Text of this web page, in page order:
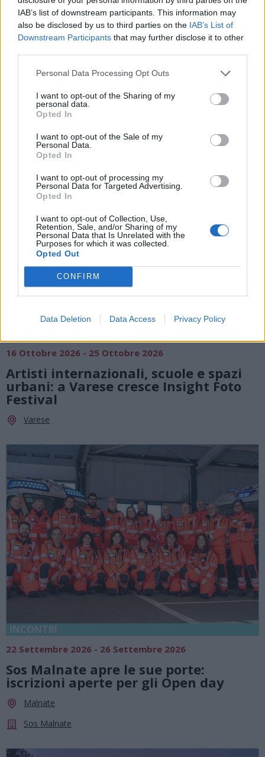
IAB’s list of downstream participants. This information may
also be disclosed by us to third parties on the IAB’s List of
Downstream Participants that may further disclose it to other
Personal Data Processing Opt Outs
I want to opt-out of the Sharing of my
personal data.
Opted In
I want to opt-out of the Sale of my
Personal Data.
Opted In
I want to opt-out of processing my
Personal Data for Targeted Advertising.
Opted In
I want to opt-out of Collection, Use,
Retention, Sale, and/or Sharing of my
Personal Data that Is Unrelated with the
Purposes for which it was collected.
Opted Out
CONFIRM
Data Deletion Data Access Privacy Policy
Tutti gli eventi
diagosto
16 Ottobre 2026 - 25 Ottobre 2026
Artisti internazionali, scuole e spazi
urbani: a Varese cresce Insight Foto
Festival
Varese
INCONTRI
22 Settembre 2026 - 26 Settembre 2026
Sos Malnate apre le sue porte:
iscrizioni aperte per gli Open day
Malnate
Sos Malnate